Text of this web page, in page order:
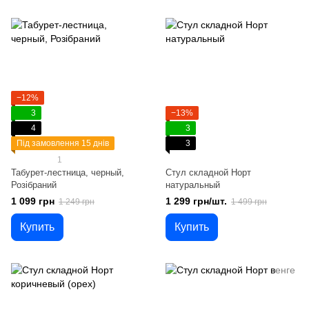
−12%
3
4
Під замовлення 15 днів
1
Табурет-лестница, черный,
Розібраний
1 099 грн 1 249 грн
Купить
−13%
3
3
Стул складной Норт
натуральный
1 299 грн/шт. 1 499 грн
Купить